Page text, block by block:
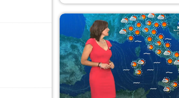
calore. Nessun
Ferragosto